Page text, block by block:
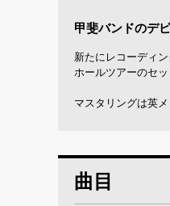
甲斐バンドのデ
新たにレコーディ
ホールツアーのセッ
マスタリングは英
曲目